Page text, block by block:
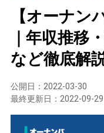
【オーナン
｜年収推移
など徹底解
公開日： 2022-03-30
最終更新日： 2022-09-29